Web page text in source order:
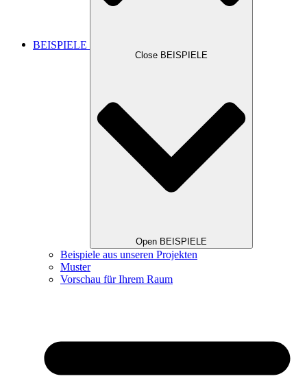
BEISPIELE
Close BEISPIELE
Open BEISPIELE
Beispiele aus unseren Projekten
Muster
Vorschau für Ihrem Raum